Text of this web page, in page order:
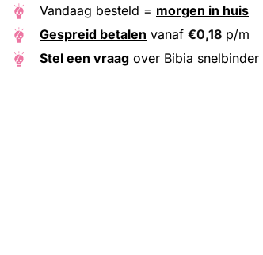
Vandaag besteld = morgen in huis
Gespreid betalen vanaf €0,18 p/m
Stel een vraag over Bibia